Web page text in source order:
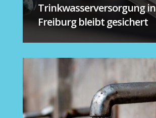
Trinkwasserversorgung in
Freiburg bleibt gesichert